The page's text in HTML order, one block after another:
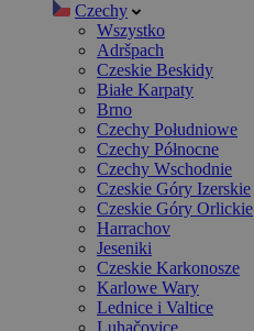
Czechy
Wszystko
Adršpach
Czeskie Beskidy
Białe Karpaty
Brno
Czechy Południowe
Czechy Północne
Czechy Wschodnie
Czeskie Góry Izerskie
Czeskie Góry Orlickie
Harrachov
Jeseniki
Czeskie Karkonosze
Karlowe Wary
Lednice i Valtice